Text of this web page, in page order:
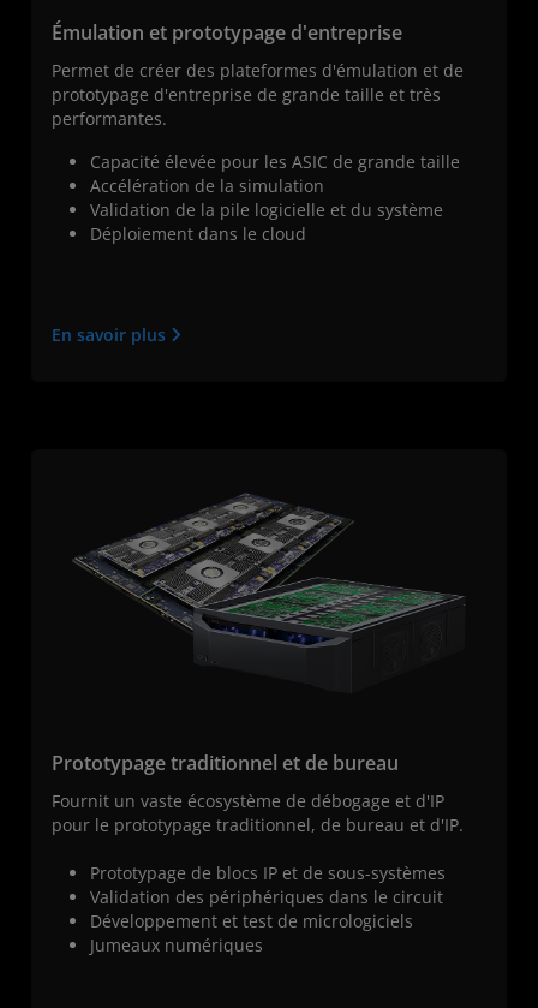
Émulation et prototypage d'entreprise
Permet de créer des plateformes d'émulation et de
prototypage d'entreprise de grande taille et très
performantes.
Capacité élevée pour les ASIC de grande taille
Accélération de la simulation
Validation de la pile logicielle et du système
Déploiement dans le cloud
En savoir plus
Prototypage traditionnel et de bureau
Fournit un vaste écosystème de débogage et d'IP
pour le prototypage traditionnel, de bureau et d'IP.
Prototypage de blocs IP et de sous-systèmes
Validation des périphériques dans le circuit
Développement et test de micrologiciels
Jumeaux numériques